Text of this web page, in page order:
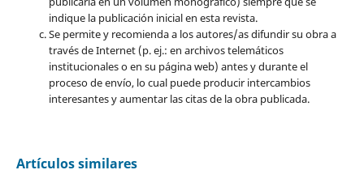
indique la publicación inicial en esta revista.
Se permite y recomienda a los autores/as difundir su obra a
través de Internet (p. ej.: en archivos telemáticos
institucionales o en su página web) antes y durante el
proceso de envío, lo cual puede producir intercambios
interesantes y aumentar las citas de la obra publicada.
Artículos similares